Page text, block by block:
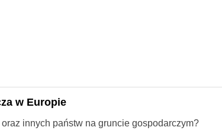
w Europie
innych państw na gruncie gospodarczym?